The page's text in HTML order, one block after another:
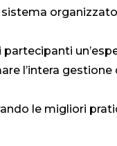
sistema
l’intera gestione
le migliori